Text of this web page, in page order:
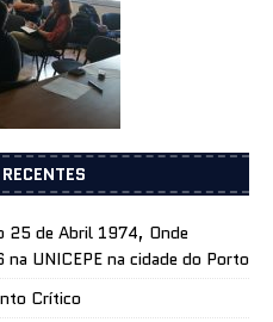
25 de Abril 1974, Onde
UNICEPE na cidade do Porto
Crítico